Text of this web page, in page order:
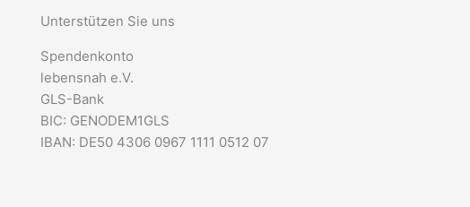
Unterstützen Sie uns
Spendenkonto
lebensnah e.V.
GLS-Bank
BIC: GENODEM1GLS
IBAN: DE50 4306 0967 1111 0512 07